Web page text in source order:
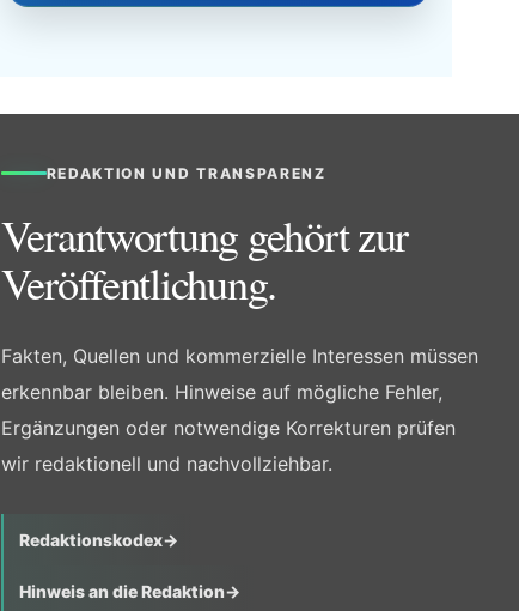
REDAKTION UND TRANSPARENZ
Verantwortung gehört zur
Veröffentlichung.
Fakten, Quellen und kommerzielle Interessen müssen
erkennbar bleiben. Hinweise auf mögliche Fehler,
Ergänzungen oder notwendige Korrekturen prüfen
wir redaktionell und nachvollziehbar.
Redaktionskodex→
Hinweis an die Redaktion→